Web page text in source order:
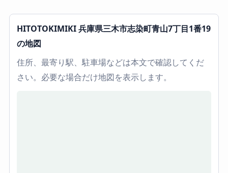
HITOTOKIMIKI 兵庫県三木市志染町青山7丁目1番19
の地図
住所、最寄り駅、駐車場などは本文で確認してくだ
さい。必要な場合だけ地図を表示します。